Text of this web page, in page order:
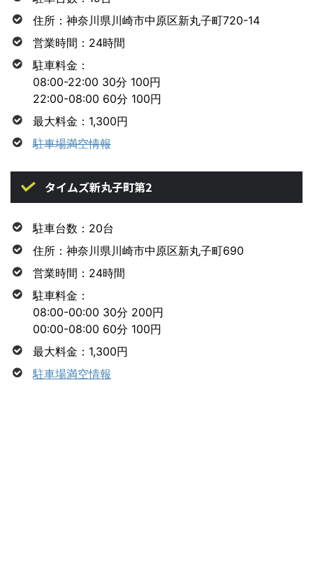
住所：神奈川県川崎市中原区新丸子町720-14
営業時間：24時間
駐車料金：
08:00-22:00 30分 100円
22:00-08:00 60分 100円
最大料金：1,300円
駐車場満空情報
タイムズ新丸子町第2
駐車台数：20台
住所：神奈川県川崎市中原区新丸子町690
営業時間：24時間
駐車料金：
08:00-00:00 30分 200円
00:00-08:00 60分 100円
最大料金：1,300円
駐車場満空情報